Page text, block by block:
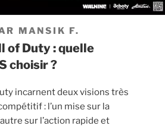
MANSIK F.
of Duty : quelle
choisir ?
incarnent deux visions très
: l’un mise sur la
sur l’action rapide et